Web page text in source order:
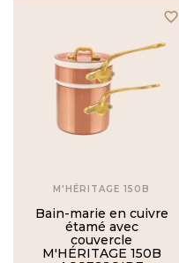
favorite_border
M'HÉRITAGE 150B
Bain-marie en cuivre
étamé avec
couvercle
M'HÉRITAGE 150B